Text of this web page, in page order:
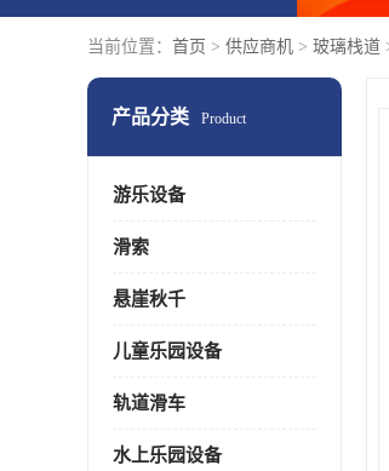
当前位置： 首页 > 供应商机 > 玻璃栈道
产品分类 Product
游乐设备
滑索
悬崖秋千
儿童乐园设备
轨道滑车
水上乐园设备